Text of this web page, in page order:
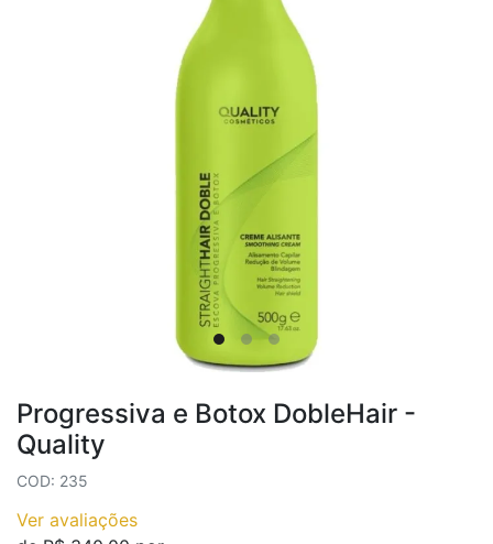
Progressiva e Botox DobleHair -
Quality
COD: 235
Ver avaliações